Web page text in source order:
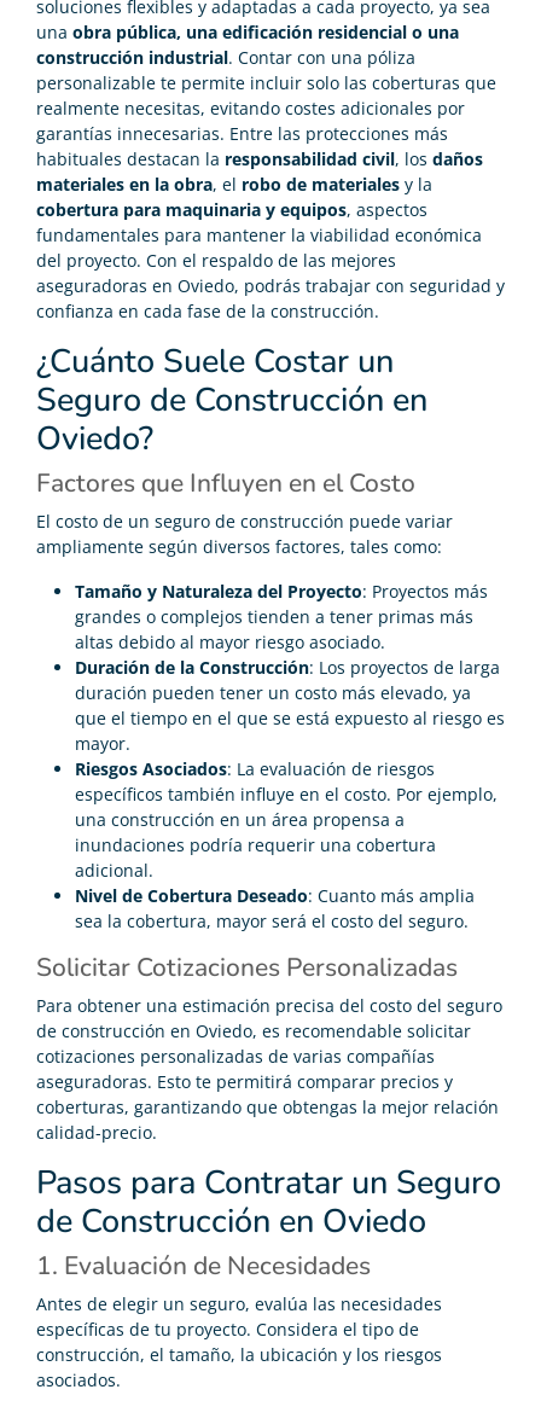
soluciones flexibles y adaptadas a cada proyecto, ya sea
una obra pública, una edificación residencial o una
construcción industrial. Contar con una póliza
personalizable te permite incluir solo las coberturas que
realmente necesitas, evitando costes adicionales por
garantías innecesarias. Entre las protecciones más
habituales destacan la responsabilidad civil, los daños
materiales en la obra, el robo de materiales y la
cobertura para maquinaria y equipos, aspectos
fundamentales para mantener la viabilidad económica
del proyecto. Con el respaldo de las mejores
aseguradoras en Oviedo, podrás trabajar con seguridad y
confianza en cada fase de la construcción.
¿Cuánto Suele Costar un
Seguro de Construcción en
Oviedo?
Factores que Influyen en el Costo
El costo de un seguro de construcción puede variar
ampliamente según diversos factores, tales como:
Tamaño y Naturaleza del Proyecto: Proyectos más
grandes o complejos tienden a tener primas más
altas debido al mayor riesgo asociado.
Duración de la Construcción: Los proyectos de larga
duración pueden tener un costo más elevado, ya
que el tiempo en el que se está expuesto al riesgo es
mayor.
Riesgos Asociados: La evaluación de riesgos
específicos también influye en el costo. Por ejemplo,
una construcción en un área propensa a
inundaciones podría requerir una cobertura
adicional.
Nivel de Cobertura Deseado: Cuanto más amplia
sea la cobertura, mayor será el costo del seguro.
Solicitar Cotizaciones Personalizadas
Para obtener una estimación precisa del costo del seguro
de construcción en Oviedo, es recomendable solicitar
cotizaciones personalizadas de varias compañías
aseguradoras. Esto te permitirá comparar precios y
coberturas, garantizando que obtengas la mejor relación
calidad-precio.
Pasos para Contratar un Seguro
de Construcción en Oviedo
1. Evaluación de Necesidades
Antes de elegir un seguro, evalúa las necesidades
específicas de tu proyecto. Considera el tipo de
construcción, el tamaño, la ubicación y los riesgos
asociados.